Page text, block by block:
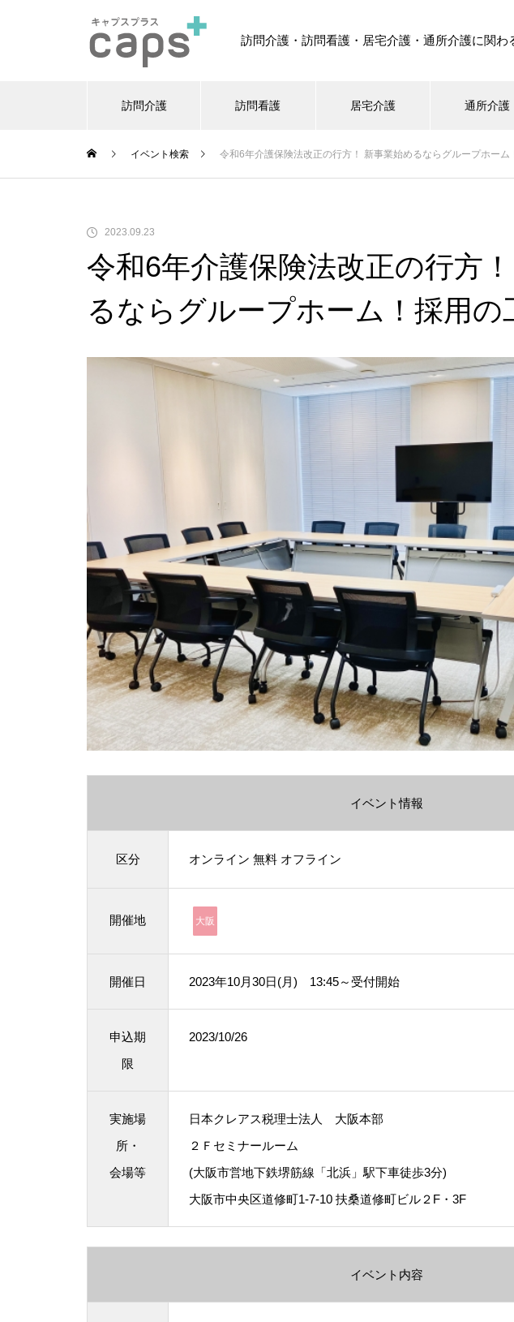
訪問介護・訪問看護・居宅介護・通所介護に関
訪問介護 訪問看護 居宅介護 通所介護
イベント検索 令和6年介護保険法改正の行方！ 新事業始めるならグループホーム
2023.09.23
令和6年介護保険法改正の行方
るならグループホーム！採用の
イベント情報
区分 オンライン 無料 オフライン
開催地 大阪
開催日 2023年10月30日(月) 13:45～受付開始
申込期
限
2023/10/26
実施場
所・
会場等
日本クレアス税理士法人 大阪本部
２Ｆセミナールーム
(大阪市営地下鉄堺筋線「北浜」駅下車徒歩3分)
大阪市中央区道修町1-7-10 扶桑道修町ビル２F・3F
イベント内容